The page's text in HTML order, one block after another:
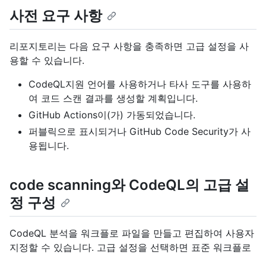
사전 요구 사항
리포지토리는 다음 요구 사항을 충족하면 고급 설정을 사
용할 수 있습니다.
CodeQL지원 언어를 사용하거나 타사 도구를 사용하
여 코드 스캔 결과를 생성할 계획입니다.
GitHub Actions이(가) 가동되었습니다.
퍼블릭으로 표시되거나 GitHub Code Security가 사
용됩니다.
code scanning와 CodeQL의 고급 설
정 구성
CodeQL 분석을 워크플로 파일을 만들고 편집하여 사용자
지정할 수 있습니다. 고급 설정을 선택하면 표준 워크플로